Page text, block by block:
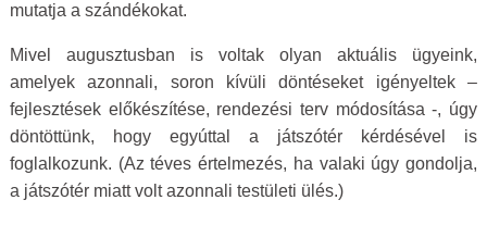
mutatja a szándékokat.
Mivel augusztusban is voltak olyan aktuális ügyeink,
amelyek azonnali, soron kívüli döntéseket igényeltek –
fejlesztések előkészítése, rendezési terv módosítása -, úgy
döntöttünk, hogy egyúttal a játszótér kérdésével is
foglalkozunk. (Az téves értelmezés, ha valaki úgy gondolja,
a játszótér miatt volt azonnali testületi ülés.)